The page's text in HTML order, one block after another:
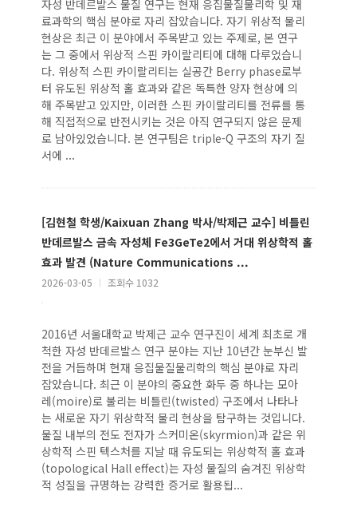
자성 반데르발스 물질 연구는 현재 응집물질물리학 및 재
료과학의 핵심 분야로 자리 잡았습니다. 자기 위상적 물리
현상은 최근 이 분야에서 주목받고 있는 주제로, 본 연구
는 그 중에서 위상적 스핀 카이랄리티에 대해 다루었습니
다. 위상적 스핀 카이랄리티는 실공간 Berry phase로부
터 유도된 위상적 홀 효과와 같은 독특한 양자 현상에 의
해 주목받고 있지만, 이러한 스핀 카이랄리티를 전류를 통
해 직접적으로 반전시키는 것은 아직 연구되지 않은 문제
로 남아있었습니다. 본 연구팀은 triple-Q 구조의 자기 질
서에 ...
[김현철 학생/Kaixuan Zhang 박사/박제근 교수] 비틀린
반데르발스 금속 자성체 Fe3GeTe2에서 거대 위상학적 홀
효과 발견 (Nature Communications ...
2026-03-05 l 조회수 1032
2016년 서울대학교 박제근 교수 연구진이 세계 최초로 개
척한 자성 반데르발스 연구 분야는 지난 10년간 눈부신 발
전을 거듭하며 현재 응집물질물리학의 핵심 분야로 자리
잡았습니다. 최근 이 분야의 중요한 화두 중 하나는 모아
레(moire)로 불리는 비틀린(twisted) 구조에서 나타나
는 새로운 자기 위상학적 물리 현상을 탐구하는 것입니다.
물질 내부의 전도 전자가 스커미온(skyrmion)과 같은 위
상학적 스핀 텍스처를 지날 때 유도되는 위상학적 홀 효과
(topological Hall effect)는 자성 물질의 숨겨진 위상학
적 성질을 규명하는 강력한 증거로 활용됩...